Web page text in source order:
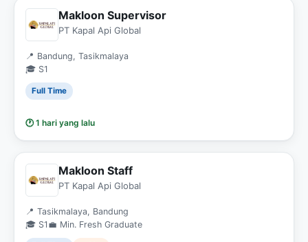
Makloon Supervisor
PT Kapal Api Global
📍 Bandung, Tasikmalaya
🎓 S1
Full Time
🕐 1 hari yang lalu
Makloon Staff
PT Kapal Api Global
📍 Tasikmalaya, Bandung
🎓 S1 💼 Min. Fresh Graduate